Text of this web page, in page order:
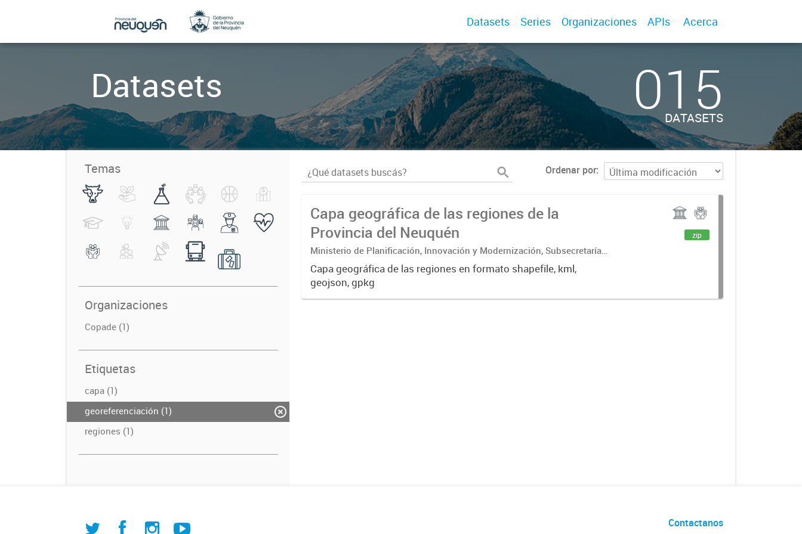
Datasets Series Organizaciones APIs Acerca
Datasets 015
DATASETS
Temas
Organizaciones
Copade (1)
Etiquetas
capa (1)
georeferenciación (1)
regiones (1)
Ordenar por
Capa geográfica de las regiones de la
Provincia del Neuquén
Ministerio de Planificación, Innovación y Modernización, Subsecretaría
del Consejo de Planificación y Acción para el Desarrollo (COPADE)
Capa geográfica de las regiones en formato shapefile, kml,
geojson, gpkg
zip
Contactanos